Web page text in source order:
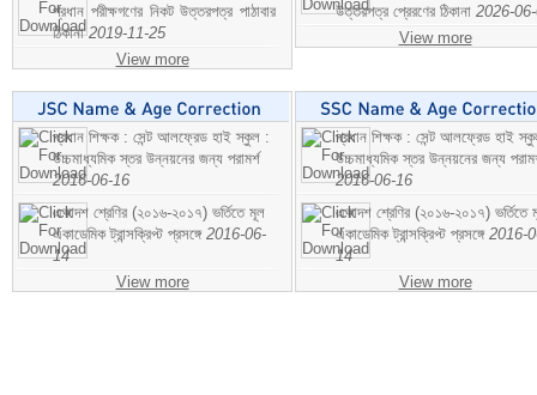
প্রধান পরীক্ষগণের নিকট উত্তরপত্র পাঠাবার
ঠিকানা2019-11-25
View more
উত্তরপত্র প্রেরণের ঠিকানা 2026-
View more
প্রধান শিক্ষক : সেন্ট আলফ্রেড হাই স্কুল :
উচ্চমাধ্যমিক স্তর উন্নয়নের জন্য পরামর্শ
2016-06-16
একাদশ শ্রেণির (২০১৬-২০১৭) ভর্তিতে মূল
একাডেমিক ট্রান্সক্রিপ্ট প্রসঙ্গে 2016-06-
14
View more
প্রধান শিক্ষক : সেন্ট আলফ্রেড হাই
উচ্চমাধ্যমিক স্তর উন্নয়নের জন্য
2016-06-16
একাদশ শ্রেণির (২০১৬-২০১৭) ভর্তিতে
একাডেমিক ট্রান্সক্রিপ্ট প্রসঙ্গে 2016-
14
View more